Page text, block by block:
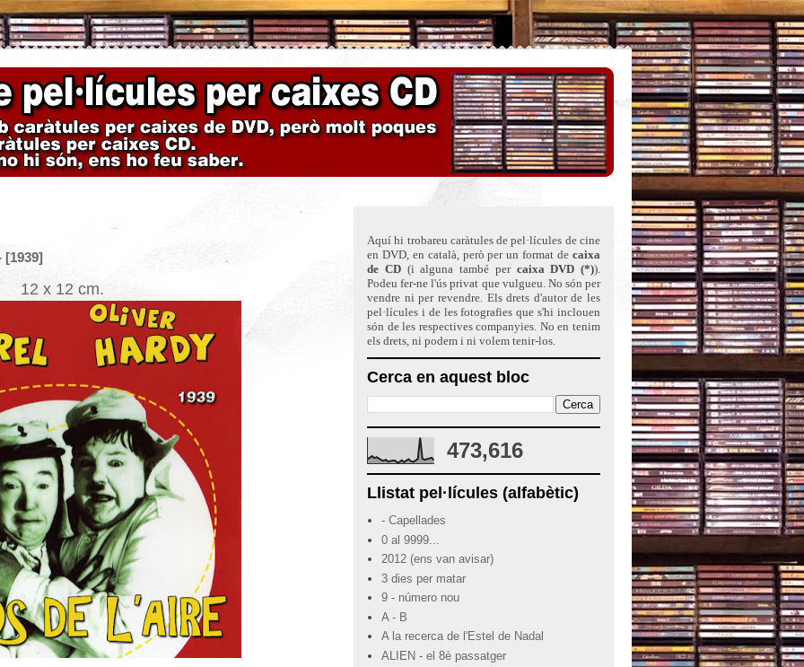
[1939]
12 x 12 cm.
Aquí hi trobareu caràtules de pel·lícules de cine
en DVD, en català, però per un format de caixa
de CD(i alguna també per caixa DVD (*)).
Podeu fer-ne l'ús privat que vulgueu. No són per
vendre ni per revendre. Els drets d'autor de les
pel·lícules i de les fotografies que s'hi inclouen
són de les respectives companyies. No en tenim
els drets, ni podem i ni volem tenir-los.
Cerca en aquest bloc
473,616
Llistat pel·lícules (alfabètic)
- Capellades
0 al 9999...
2012 (ens van avisar)
3 dies per matar
9 - número nou
A - B
A la recerca de l'Estel de Nadal
ALIEN - el 8è passatger